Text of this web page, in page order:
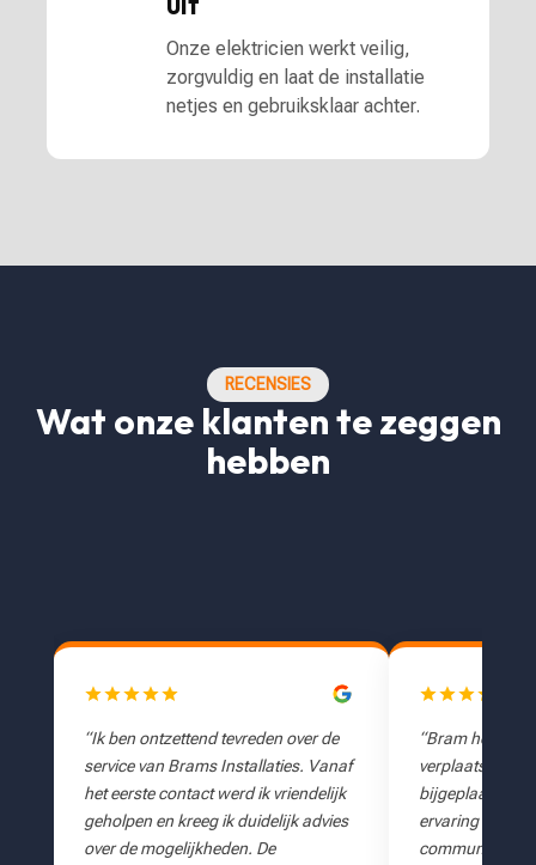
Onze elektricien werkt veilig,
zorgvuldig en laat de installatie
netjes en gebruiksklaar achter.
RECENSIES
Wat onze klanten te zeggen
hebben
“Bram heeft 11 stopcontacten
verplaatst en er nog eens 2 voor ons
bijgeplaatst. Het was een geweldige
ervaring van begin tot eind, snelle
communicatie, offerte, coördinatie en
“Zondagavond
bij ons de
hebben we
benaderd,
helpen of zaten